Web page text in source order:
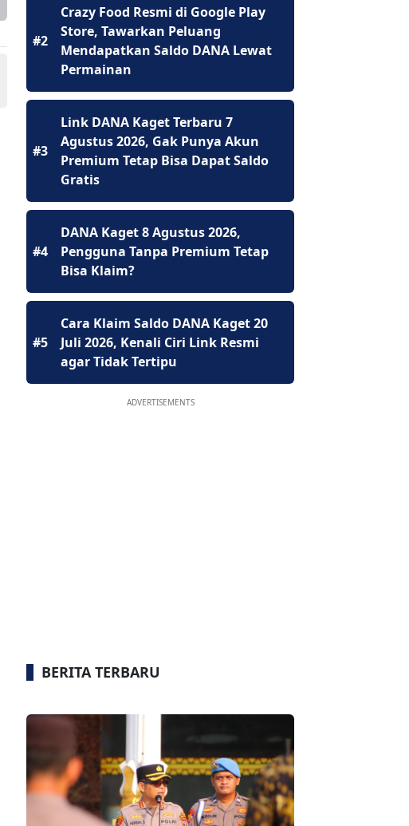
#2
Crazy Food Resmi di Google Play
Store, Tawarkan Peluang
Mendapatkan Saldo DANA Lewat
Permainan
#3
Link DANA Kaget Terbaru 7
Agustus 2026, Gak Punya Akun
Premium Tetap Bisa Dapat Saldo
Gratis
#4
DANA Kaget 8 Agustus 2026,
Pengguna Tanpa Premium Tetap
Bisa Klaim?
#5
Cara Klaim Saldo DANA Kaget 20
Juli 2026, Kenali Ciri Link Resmi
agar Tidak Tertipu
ADVERTISEMENTS
BERITA TERBARU